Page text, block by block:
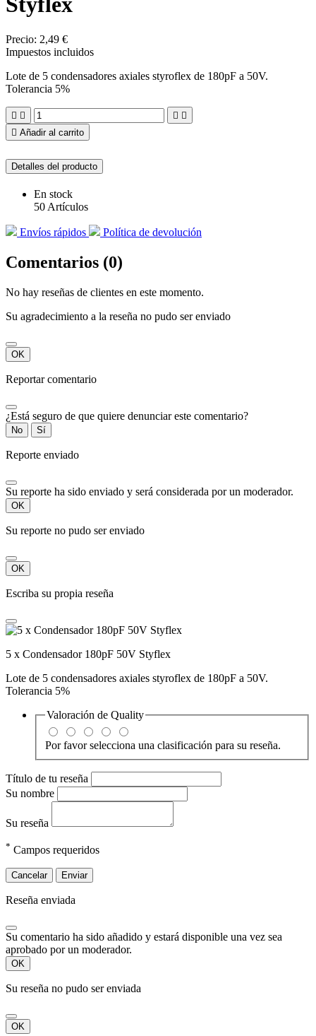
Precio: 2,49 €
Impuestos incluidos
Lote de 5 condensadores axiales styroflex de 180pF a 50V.
Tolerancia 5%
   
 Añadir al carrito
Detalles del producto
En stock
50 Artículos
Envíos rápidos Política de devolución
Comentarios (0)
No hay reseñas de clientes en este momento.
Su agradecimiento a la reseña no pudo ser enviado
OK
Reportar comentario
¿Está seguro de que quiere denunciar este comentario?
No Sí
Reporte enviado
Su reporte ha sido enviado y será considerada por un moderador.
OK
Su reporte no pudo ser enviado
OK
Escriba su propia reseña
5 x Condensador 180pF 50V Styflex
Lote de 5 condensadores axiales styroflex de 180pF a 50V.
Tolerancia 5%
Valoración de Quality
Por favor selecciona una clasificación para su reseña.
Título de tu reseña
Su nombre
Su reseña
* Campos requeridos
Cancelar Enviar
Reseña enviada
Su comentario ha sido añadido y estará disponible una vez sea
aprobado por un moderador.
OK
Su reseña no pudo ser enviada
OK